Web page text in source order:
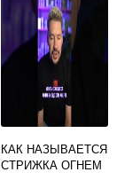
КАК НАЗЫВАЕТСЯ
СТРИЖКА ОГНЕМ